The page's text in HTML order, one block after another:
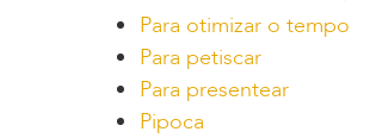
Para otimizar o tempo
Para petiscar
Para presentear
Pipoca